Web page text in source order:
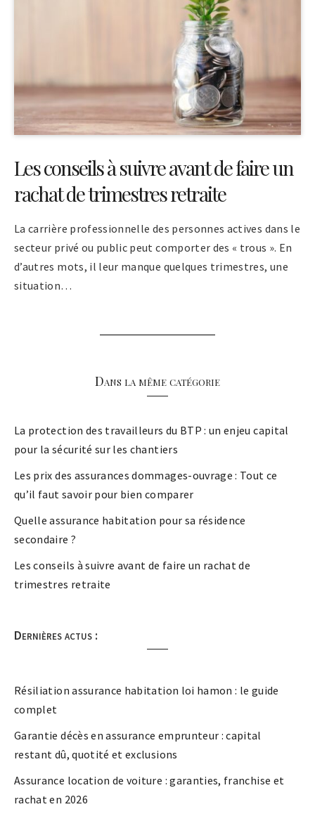
Les conseils à suivre avant de faire un
rachat de trimestres retraite
La carrière professionnelle des personnes actives dans le
secteur privé ou public peut comporter des « trous ». En
d’autres mots, il leur manque quelques trimestres, une
situation…
Dans la même catégorie
La protection des travailleurs du BTP : un enjeu capital
pour la sécurité sur les chantiers
Les prix des assurances dommages-ouvrage : Tout ce
qu’il faut savoir pour bien comparer
Quelle assurance habitation pour sa résidence
secondaire ?
Les conseils à suivre avant de faire un rachat de
trimestres retraite
Dernières actus :
Résiliation assurance habitation loi hamon : le guide
complet
Garantie décès en assurance emprunteur : capital
restant dû, quotité et exclusions
Assurance location de voiture : garanties, franchise et
rachat en 2026